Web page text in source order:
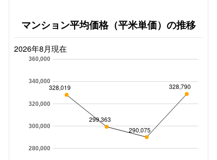
マンション平均価格（平米単価）の推移
2026年8月現在
280,000
300,000
320,000
340,000
360,000
328,019
299,363
290,075
328,790